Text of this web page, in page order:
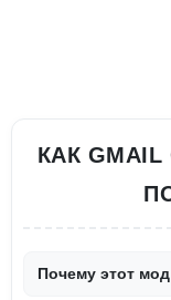
КАК
Почему этот